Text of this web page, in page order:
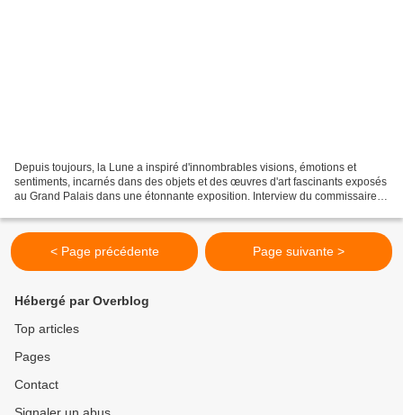
Depuis toujours, la Lune a inspiré d'innombrables visions, émotions et
sentiments, incarnés dans des objets et des œuvres d'art fascinants exposés
au Grand Palais dans une étonnante exposition. Interview du commissaire
< Page précédente Page suivante >
Hébergé par Overblog
Top articles
Pages
Contact